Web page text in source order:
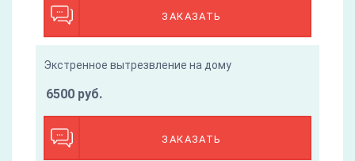
ЗАКАЗАТЬ
Экстренное вытрезвление на дому
ЗАКАЗАТЬ
6500 руб.